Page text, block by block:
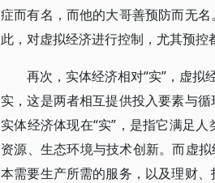
症而有名，而他的大哥善预防而无
此，对虚拟经济进行控制，尤其预控
再次，实体经济相对“实”，虚拟
实，这是两者相互提供投入要素与
实体经济体现在“实”，是指它满足
资源、生态环境与技术创新。而虚
本需要生产所需的服务，以及理财